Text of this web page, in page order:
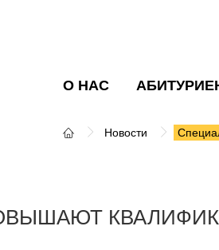
О НАС
Новости